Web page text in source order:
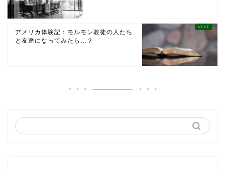
アメリカ体験記：モルモン教徒の人たち
と友達になってみたら…？